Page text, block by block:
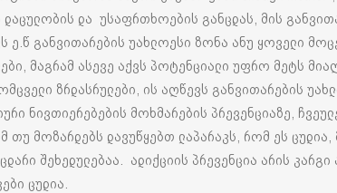
დაცულობის და უსაფრთხოების განცდას, მის
ე.წ განვითარების უახლოესი ზონა ანუ ყოველი
მაგრამ ასევე აქვს პოტენციალი უფრო მეტს
ზრდასრულები, ის აღწევს განვითარების
ნივთიერებების მოხმარების პრევენციაზე,
მოზარდებს დავუწყებთ ლაპარაკს, რომ ეს ცუდია,
შეხედულებაა. ადიქციის პრევენცია არის
ცუდია.